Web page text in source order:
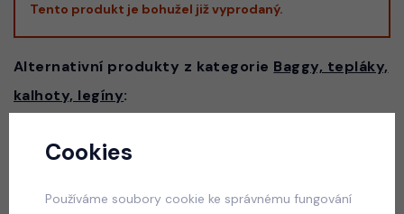
Tento produkt je bohužel již vyprodaný.
Alternativní produkty z kategorie Baggy, tepláky,
kalhoty, legíny:
Vacay mode pompon letní beach set bílý
Cookies
Používáme soubory cookie ke správnému fungování